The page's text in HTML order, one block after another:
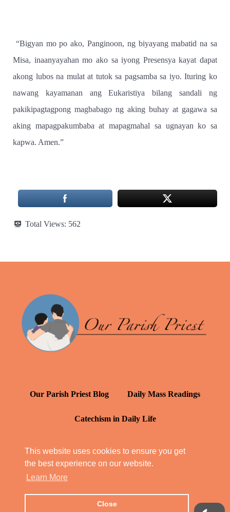
This website uses cookies to ensure you get
the best experience on our website.
Learn More
Close
“Bigyan mo po ako, Panginoon, ng biyayang mabatid na sa
Misa, inaanyayahan mo ako sa iyong Presensya kayat dapat
akong lubos na mulat at tutok sa pagsamba sa iyo. Ituring ko
nawang kayamanan ang Eukaristiya bilang sandali ng
pakikipagtagpong magbabago ng aking buhay at gagawa sa
aking mapagpakumbaba at mapagmahal sa ugnayan ko sa
kapwa. Amen.”
Total Views: 562
Our Parish Priest Blog Daily Mass Readings
Catechism in Daily Life
YT: Tambuli ng Kagalakan
© Our Parish Priest 2022 - 2026